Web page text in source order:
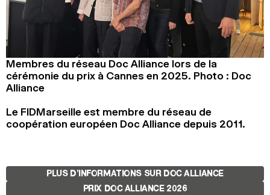
Membres du réseau Doc Alliance lors de la
cérémonie du prix à Cannes en 2025. Photo : Doc
Alliance
Le FIDMarseille est membre du réseau de
coopération européen Doc Alliance depuis 2011.
PLUS D’INFORMATIONS SUR DOC ALLIANCE
PRIX DOC ALLIANCE 2026